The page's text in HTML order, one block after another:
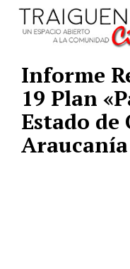
Informe
19 Plan
Estado de
Araucanía